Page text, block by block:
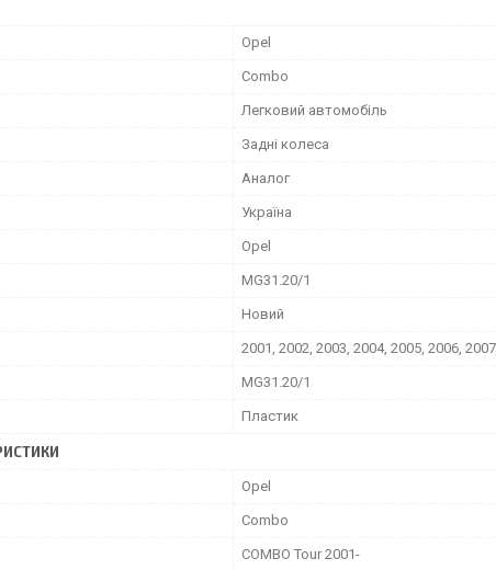
Opel
Combo
Легковий автомобіль
Задні колеса
Аналог
Україна
Opel
MG31.20/1
Новий
2001, 2002, 2003, 2004, 2005, 2006,
MG31.20/1
Пластик
Opel
Combo
COMBO Tour 2001-